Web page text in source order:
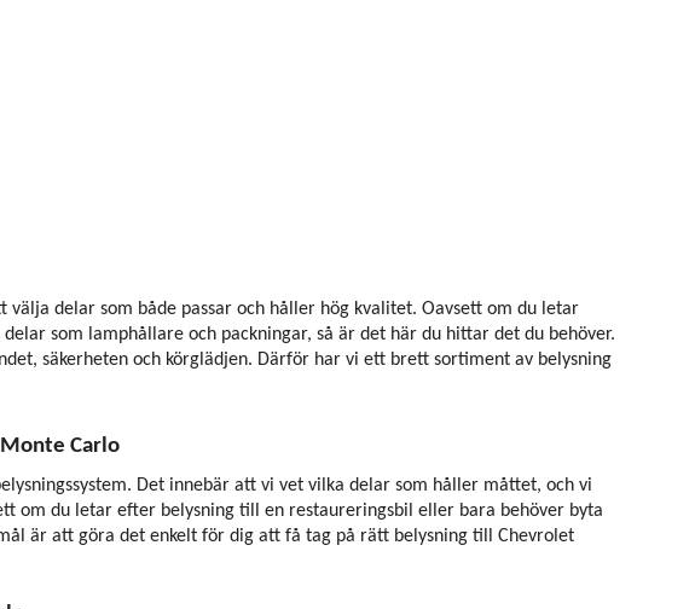
delar som både passar och håller hög kvalitet. Oavsett om du letar
som lamphållare och packningar, så är det här du hittar det du behöver.
säkerheten och körglädjen. Därför har vi ett brett sortiment av belysning
Carlo
Det innebär att vi vet vilka delar som håller måttet, och vi
om du letar efter belysning till en restaureringsbil eller bara behöver byta
är att göra det enkelt för dig att få tag på rätt belysning till Chevrolet